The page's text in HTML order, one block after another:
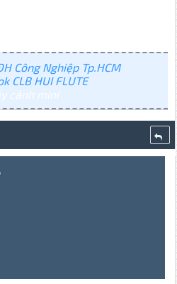
Công Nghiệp Tp.HCM
CLB HUI FLUTE
cảnh mini